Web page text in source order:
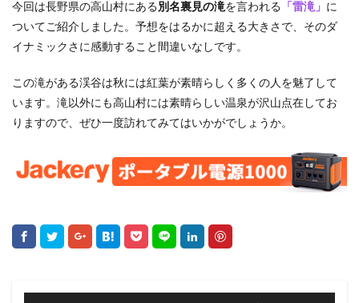
今回は長野県の高山村にある別名裏見の滝を言われる 「雷滝」 に
ついてご紹介しました。予想をはるかに超える大きさで、そのダ
イナミックさに感動すること間違いなしです。
この滝がある渓谷は秋には紅葉が素晴らしく多くの人を魅了して
います。滝以外にも高山村には素晴らしい温泉が沢山点在してお
りますので、ぜひ一度訪れてみてはいかがでしょうか。